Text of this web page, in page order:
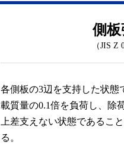
側
（JIS Z
各側板の3辺を支持した状態
載質量の0.1倍を負荷し、除
上差支えない状態であるこ
る。